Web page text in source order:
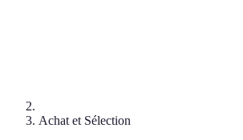
Achat et Sélection